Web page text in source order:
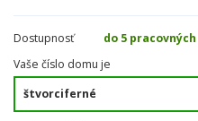
Dostupnosť
do 5
Vaše číslo domu je